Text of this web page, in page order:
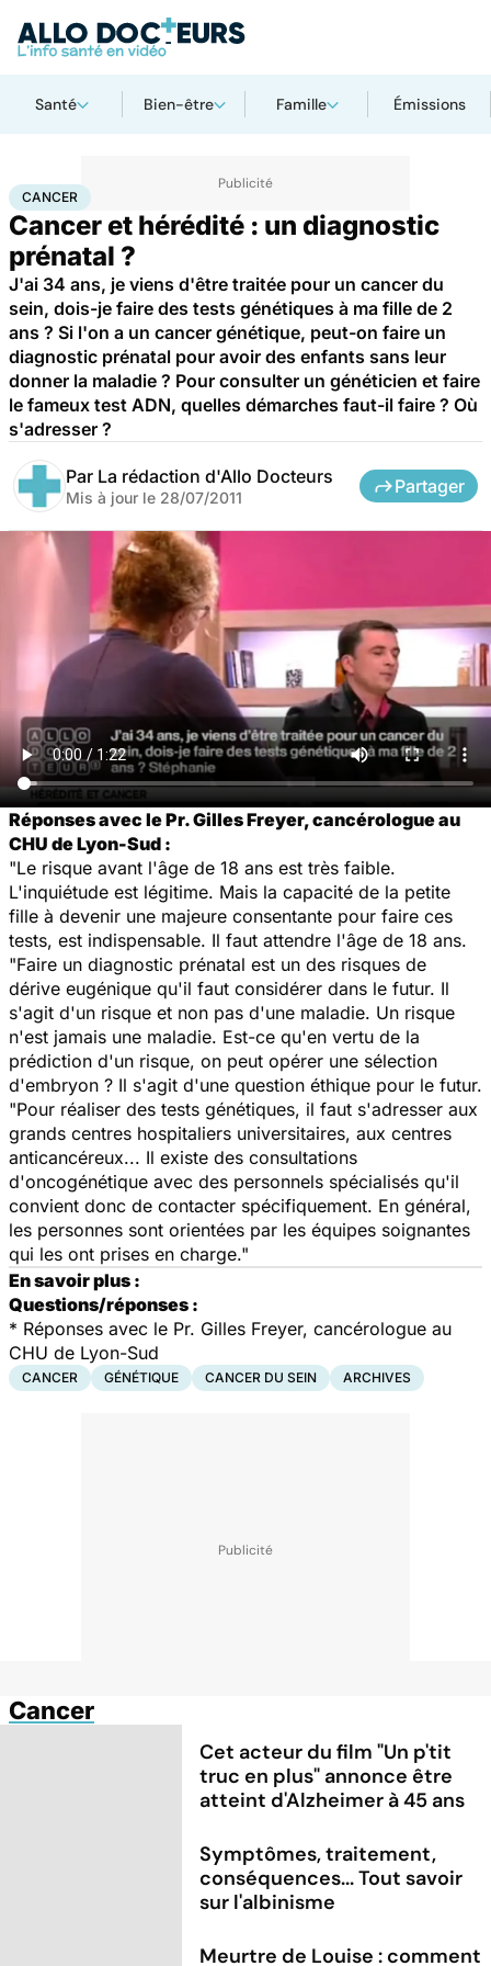
Santé Bien-être Famille Émissions
AccueilSanté Cancer
CANCER
Cancer et hérédité : un diagnostic
prénatal ?
J'ai 34 ans, je viens d'être traitée pour un cancer du
sein, dois-je faire des tests génétiques à ma fille de 2
ans ? Si l'on a un cancer génétique, peut-on faire un
diagnostic prénatal pour avoir des enfants sans leur
donner la maladie ? Pour consulter un généticien et faire
le fameux test ADN, quelles démarches faut-il faire ? Où
s'adresser ?
Par La rédaction d'Allo Docteurs
Mis à jour le 28/07/2011
Partager
Réponses avec le Pr. Gilles Freyer, cancérologue au
CHU de Lyon-Sud :
"Le risque avant l'âge de 18 ans est très faible.
L'inquiétude est légitime. Mais la capacité de la petite
fille à devenir une majeure consentante pour faire ces
tests, est indispensable. Il faut attendre l'âge de 18 ans.
"Faire un diagnostic prénatal est un des risques de
dérive eugénique qu'il faut considérer dans le futur. Il
s'agit d'un risque et non pas d'une maladie. Un risque
n'est jamais une maladie. Est-ce qu'en vertu de la
prédiction d'un risque, on peut opérer une sélection
d'embryon ? Il s'agit d'une question éthique pour le futur.
"Pour réaliser des tests génétiques, il faut s'adresser aux
grands centres hospitaliers universitaires, aux centres
anticancéreux... Il existe des consultations
d'oncogénétique avec des personnels spécialisés qu'il
convient donc de contacter spécifiquement. En général,
les personnes sont orientées par les équipes soignantes
qui les ont prises en charge."
En savoir plus :
Questions/réponses :
* Réponses avec le Pr. Gilles Freyer, cancérologue au
CHU de Lyon-Sud
CANCER GÉNÉTIQUE CANCER DU SEIN ARCHIVES
Cancer
Cet acteur du film "Un p'tit
truc en plus" annonce être
atteint d'Alzheimer à 45 ans
Symptômes, traitement,
conséquences... Tout savoir
sur l'albinisme
Meurtre de Louise : comment